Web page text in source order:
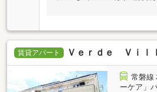
賃貸アパート Ｖｅｒｄｅ Ｖｉｌ
常磐線
ーケア」